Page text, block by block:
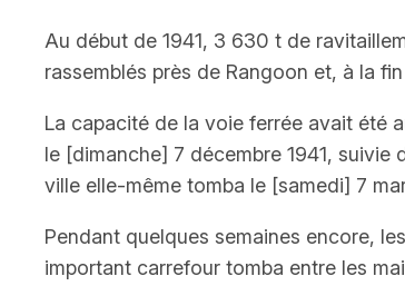
Au début de 1941, 3 630 t de
rassemblés près de Rangoon et, à la
La capacité de la voie ferrée avait été
le [dimanche] 7 décembre 1941, suivie
ville elle-même tomba le [samedi] 7
Pendant quelques semaines encore,
important carrefour tomba entre les